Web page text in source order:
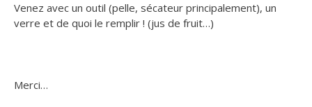
Venez avec un outil (pelle, sécateur principalement), un
verre et de quoi le remplir ! (jus de fruit…)
Merci…